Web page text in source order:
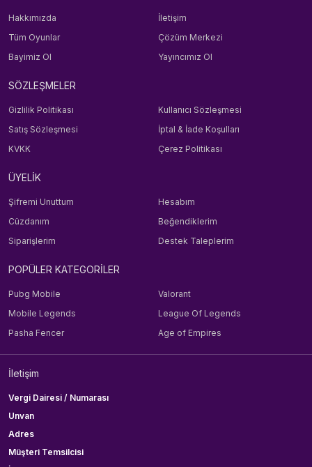
Hakkımızda
İletişim
Tüm Oyunlar
Çözüm Merkezi
Bayimiz Ol
Yayıncımız Ol
SÖZLEŞMELER
Gizlilik Politikası
Kullanıcı Sözleşmesi
Satış Sözleşmesi
İptal & İade Koşulları
KVKK
Çerez Politikası
ÜYELİK
Şifremi Unuttum
Hesabım
Cüzdanım
Beğendiklerim
Siparişlerim
Destek Taleplerim
POPÜLER KATEGORİLER
Pubg Mobile
Valorant
Mobile Legends
League Of Legends
Pasha Fencer
Age of Empires
İletişim
Vergi Dairesi / Numarası
Unvan
Adres
Müşteri Temsilcisi